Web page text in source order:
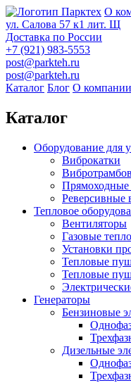
О
ул. Салова 57 к1 лит. Щ
Доставка по России
+7 (921) 983-5553
post@parkteh.ru
post@parkteh.ru
Каталог Блог О компании
Каталог
Оборудование для
Виброкатки
Реверсивные
Тепловое
Вентиляторы
Газовые
Установки
Тепловые
Тепловые
Генераторы
Бензиновые
Дизельные